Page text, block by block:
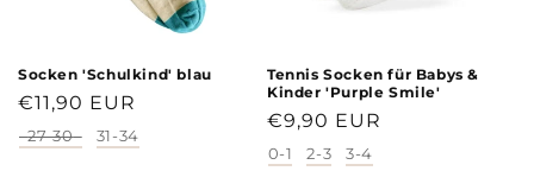
Socken 'Schulkind' blau
Normaler
Preis
€11,90 EUR
Größe
27-30 31-34
Tennis Socken für Babys &
Kinder 'Purple Smile'
Normaler
Preis
€9,90 EUR
Größe
0-1 2-3 3-4